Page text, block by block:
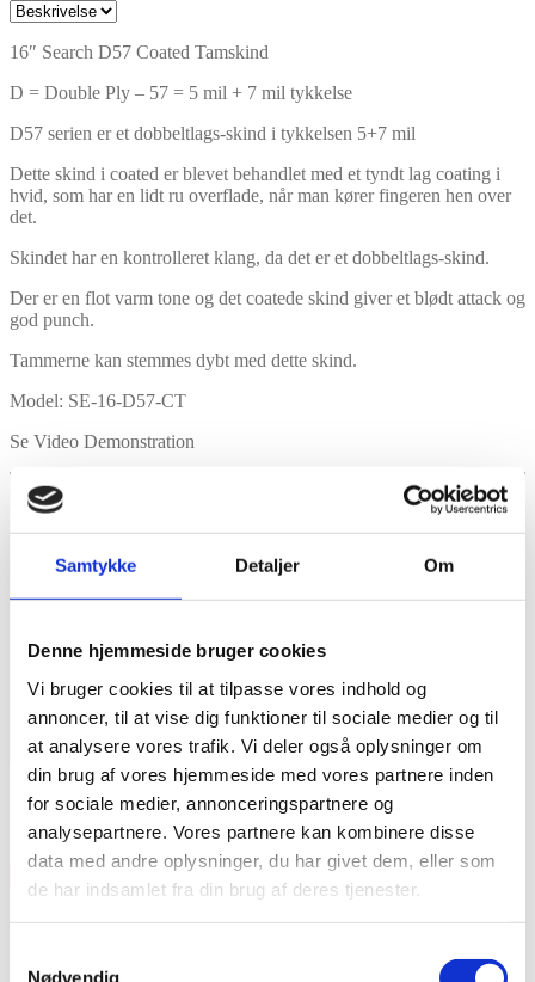
Samtykke Detaljer Om
Denne hjemmeside bruger cookies
Vi bruger cookies til at tilpasse vores indhold og
annoncer, til at vise dig funktioner til sociale medier og til
at analysere vores trafik. Vi deler også oplysninger om
din brug af vores hjemmeside med vores partnere inden
for sociale medier, annonceringspartnere og
analysepartnere. Vores partnere kan kombinere disse
data med andre oplysninger, du har givet dem, eller som
de har indsamlet fra din brug af deres tjenester.
Nødvendig
16″ Search D57 Coated Tamskind
D = Double Ply – 57 = 5 mil + 7 mil tykkelse
D57 serien er et dobbeltlags-skind i tykkelsen 5+7 mil
Dette skind i coated er blevet behandlet med et tyndt lag coating i
hvid, som har en lidt ru overflade, når man kører fingeren hen over
det.
Skindet har en kontrolleret klang, da det er et dobbeltlags-skind.
Der er en flot varm tone og det coatede skind giver et blødt attack og
god punch.
Tammerne kan stemmes dybt med dette skind.
Model: SE-16-D57-CT
Se Video Demonstration
2 Ply – 5+7 mil